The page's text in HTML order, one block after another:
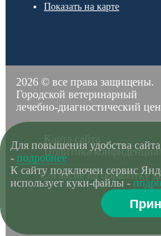
Показать на карте
2026 © все права защищены.
Городской ветеринарный
лечебно-диагностический
Политика
Согласие на обработку
Для повышения удобства
- подробнее
К сайту подключен сервис
использует куки-файлы -